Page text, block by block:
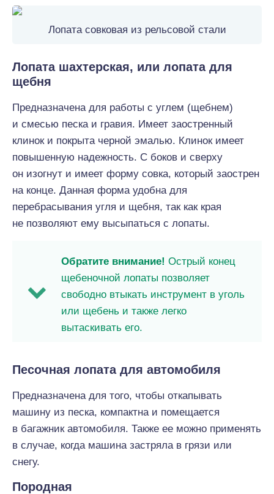
Лопата совковая из рельсовой стали
Лопата шахтерская, или лопата для
щебня
Предназначена для работы с углем (щебнем)
и смесью песка и гравия. Имеет заостренный
клинок и покрыта черной эмалью. Клинок имеет
повышенную надежность. С боков и сверху
он изогнут и имеет форму совка, который заострен
на конце. Данная форма удобна для
перебрасывания угля и щебня, так как края
не позволяют ему высыпаться с лопаты.
Обратите внимание! Острый конец
щебеночной лопаты позволяет
свободно втыкать инструмент в уголь
или щебень и также легко
вытаскивать его.
Песочная лопата для автомобиля
Предназначена для того, чтобы откапывать
машину из песка, компактна и помещается
в багажник автомобиля. Также ее можно применять
в случае, когда машина застряла в грязи или
снегу.
Породная